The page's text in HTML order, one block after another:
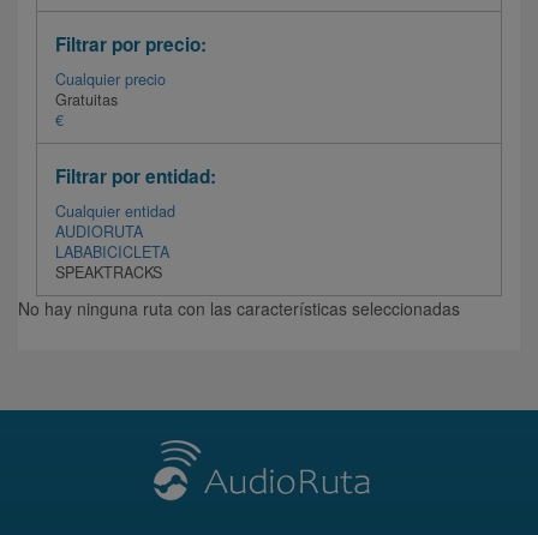
Filtrar por precio:
Cualquier precio
Gratuitas
€
Filtrar por entidad:
Cualquier entidad
AUDIORUTA
LABABICICLETA
SPEAKTRACKS
No hay ninguna ruta con las características seleccionadas